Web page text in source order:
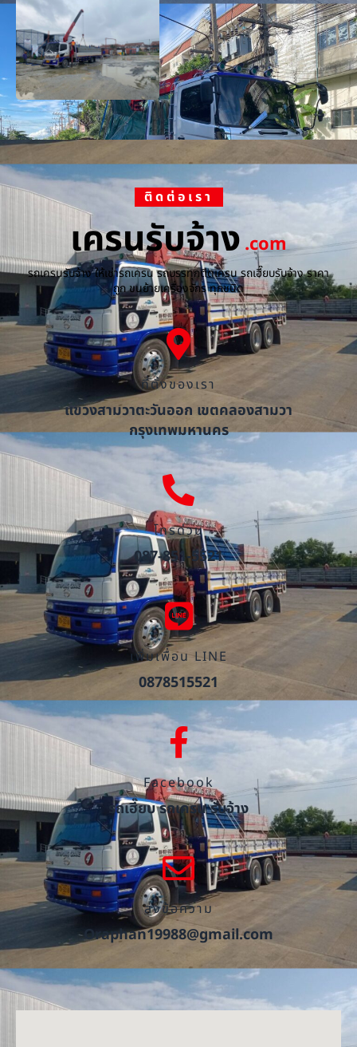
ติดต่อเรา
เครนรับจ้าง.com
รถเครนรับจ้าง ให้เช่ารถเครน รถบรรทุกติดเครน รถเฮี๊ยบรับจ้าง ราคา
ถูก ขนย้ายเครื่องจักร ทุกชนิด
ที่ตั้งของเรา
แขวงสามวาตะวันออก เขตคลองสามวา
กรุงเทพมหานคร
โทรด่วน
087-851-5521
เพิ่มเพื่อน LINE
0878515521
Facebook
รถเฮี๊ยบ รถเครน รับจ้าง
ส่งข้อความ
Oraphan19988@gmail.com